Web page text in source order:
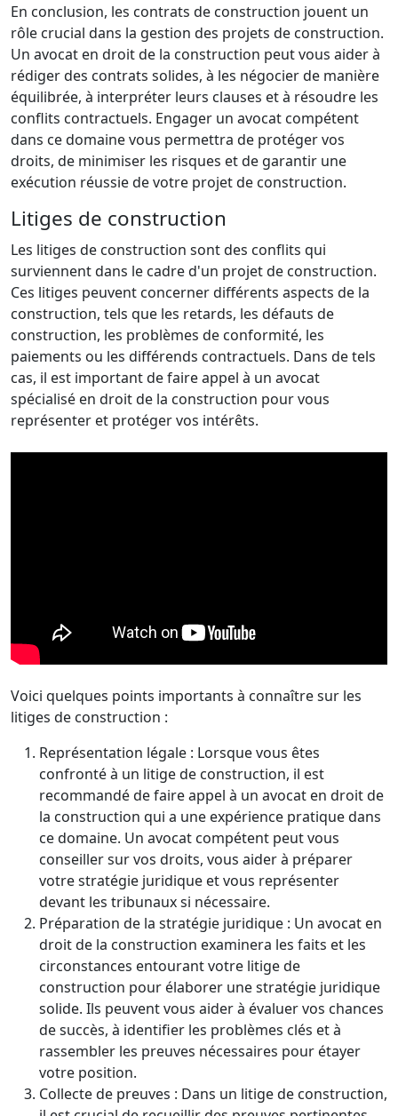
En conclusion, les contrats de construction jouent un
rôle crucial dans la gestion des projets de construction.
Un avocat en droit de la construction peut vous aider à
rédiger des contrats solides, à les négocier de manière
équilibrée, à interpréter leurs clauses et à résoudre les
conflits contractuels. Engager un avocat compétent
dans ce domaine vous permettra de protéger vos
droits, de minimiser les risques et de garantir une
exécution réussie de votre projet de construction.
Litiges de construction
Les litiges de construction sont des conflits qui
surviennent dans le cadre d'un projet de construction.
Ces litiges peuvent concerner différents aspects de la
construction, tels que les retards, les défauts de
construction, les problèmes de conformité, les
paiements ou les différends contractuels. Dans de tels
cas, il est important de faire appel à un avocat
spécialisé en droit de la construction pour vous
représenter et protéger vos intérêts.
Voici quelques points importants à connaître sur les
litiges de construction :
Représentation légale : Lorsque vous êtes
confronté à un litige de construction, il est
recommandé de faire appel à un avocat en droit de
la construction qui a une expérience pratique dans
ce domaine. Un avocat compétent peut vous
conseiller sur vos droits, vous aider à préparer
votre stratégie juridique et vous représenter
devant les tribunaux si nécessaire.
Préparation de la stratégie juridique : Un avocat en
droit de la construction examinera les faits et les
circonstances entourant votre litige de
construction pour élaborer une stratégie juridique
solide. Ils peuvent vous aider à évaluer vos chances
de succès, à identifier les problèmes clés et à
rassembler les preuves nécessaires pour étayer
votre position.
Collecte de preuves : Dans un litige de construction,